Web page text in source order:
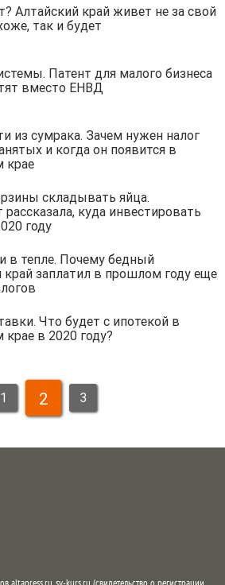
Алтайский край живет не за свой
так и будет
Патент для малого бизнеса
вместо ЕНВД
из сумрака. Зачем нужен налог
и когда он появится в
крае
складывать яйца.
куда инвестировать
году
в тепле. Почему бедный
край заплатил в прошлом году еще
Что будет с ипотекой в
крае в 2020 году?
1 2 3